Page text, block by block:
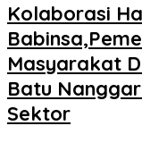
Kolaborasi
Masyarakat
Batu
Sektor